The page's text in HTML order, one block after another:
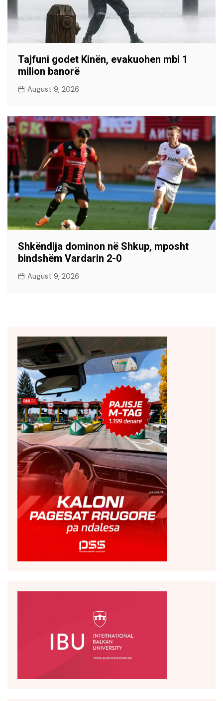
Tajfuni godet Kinën, evakuohen mbi 1
milion banorë
August 9, 2026
Shkëndija dominon në Shkup, mposht
bindshëm Vardarin 2-0
August 9, 2026